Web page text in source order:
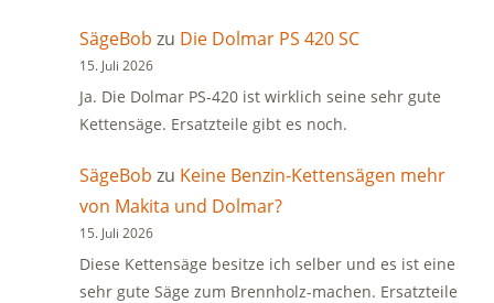
SägeBob zu Die Dolmar PS 420 SC
15. Juli 2026
Ja. Die Dolmar PS-420 ist wirklich seine sehr gute
Kettensäge. Ersatzteile gibt es noch.
SägeBob zu Keine Benzin-Kettensägen mehr
von Makita und Dolmar?
15. Juli 2026
Diese Kettensäge besitze ich selber und es ist eine
sehr gute Säge zum Brennholz-machen. Ersatzteile